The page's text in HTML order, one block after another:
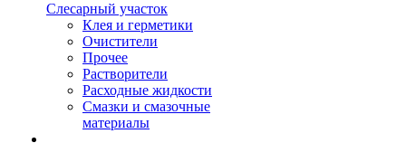
Слесарный участок
Клея и герметики
Очистители
Прочее
Растворители
Расходные жидкости
Смазки и смазочные
материалы